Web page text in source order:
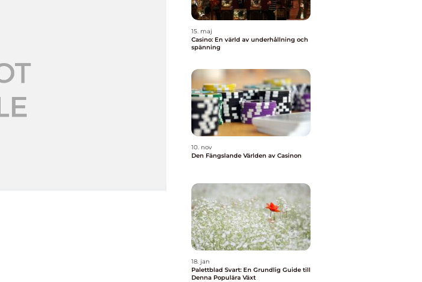
15. maj
Casino: En värld av underhållning och
spänning
10. nov
Den Fängslande Världen av Casinon
18. jan
Palettblad Svart: En Grundlig Guide till
Denna Populära Växt